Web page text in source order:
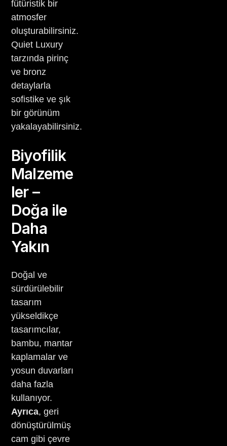
fütüristik bir
atmosfer
oluşturabilirsiniz.
Quiet Luxury
tarzında pirinç
ve bronz
detaylarla
sofistike ve şık
bir görünüm
yakalayabilirsiniz.
Biyofilik
Malzeme
ler –
Doğa ile
Daha
Yakın
Doğal ve
sürdürülebilir
tasarım
yükseldikçe
tasarımcılar,
bambu, mantar
kaplamalar ve
yosun duvarları
daha fazla
kullanıyor.
Ayrıca, geri
dönüştürülmüş
cam gibi çevre